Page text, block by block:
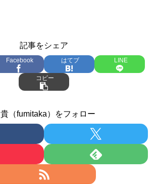
記事をシェア
Facebook はてブ LINE
コピー
（fumitaka）をフォロー